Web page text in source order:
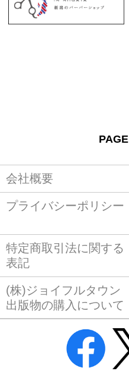
会社概要
プライバシーポリシー
特定商取引法に関する
表記
(株)ジョイフルタウン
出版物の購入について